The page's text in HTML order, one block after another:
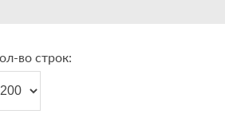
во строк: